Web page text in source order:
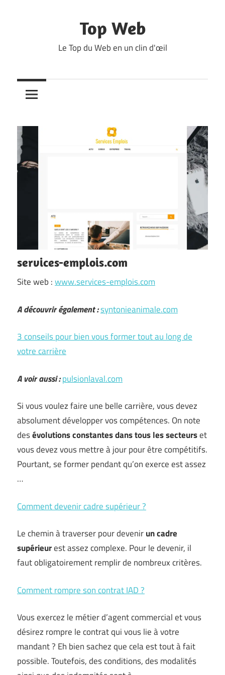
Top Web
Le Top du Web en un clin d'œil
services-emplois.com
Site web :www.services-emplois.com
A découvrir également :syntonieanimale.com
3 conseils pour bien vous former tout au long de
votre carrière
A voir aussi :pulsionlaval.com
Si vous voulez faire une belle carrière, vous devez
absolument développer vos compétences. On note
desévolutions constantes dans tous les secteurset
vous devez vous mettre à jour pour être compétitifs.
Pourtant, se former pendant qu’on exerce est assez
…
Comment devenir cadre supérieur ?
Le chemin à traverser pour devenirun cadre
supérieurest assez complexe. Pour le devenir, il
faut obligatoirement remplir de nombreux critères.
Comment rompre son contrat IAD ?
Vous exercez le métier d’agent commercial et vous
désirez rompre le contrat qui vous lie à votre
mandant ? Eh bien sachez que cela est tout à fait
possible. Toutefois, des conditions, des modalités